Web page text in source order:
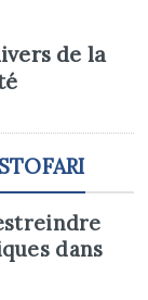
de la
dans